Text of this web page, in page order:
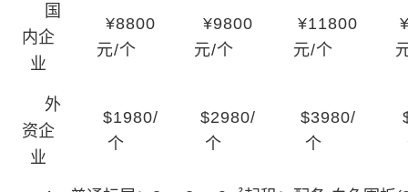
国
内企
业
¥8800
元/个
¥9800
元/个
¥11800
元/个
外
资企
业
$1980/
个
$2980/
个
$3980/
个